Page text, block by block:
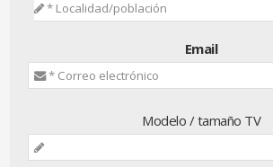
Email
Modelo / tamaño TV